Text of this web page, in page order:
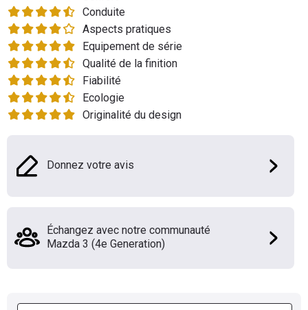
Forum
Moto
Marques
Conduite
Aspects pratiques
Equipement de série
Qualité de la finition
Fiabilité
Ecologie
Originalité du design
Donnez votre avis
Échangez avec notre communauté
Mazda 3 (4e Generation)